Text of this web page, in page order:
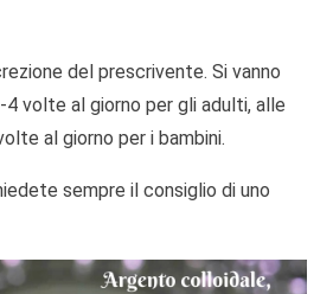
del prescrivente. Si vanno
volte al giorno per gli adulti, alle
al giorno per i bambini.
sempre il consiglio di uno